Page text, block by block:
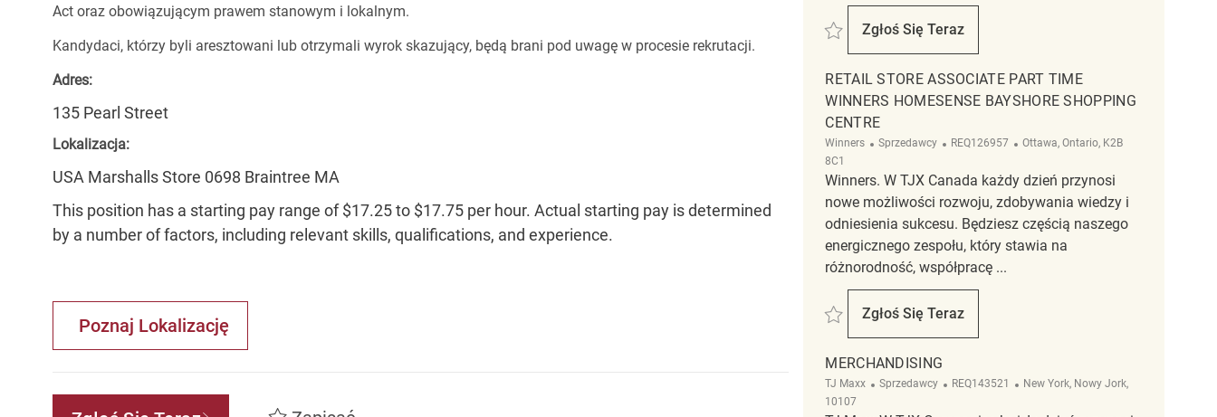
Act oraz obowiązującym prawem stanowym i lokalnym.
Kandydaci, którzy byli aresztowani lub otrzymali wyrok skazujący, będą brani pod uwagę w procesie rekrutacji.
Adres:
135 Pearl Street
Lokalizacja:
USA Marshalls Store 0698 Braintree MA
This position has a starting pay range of $17.25 to $17.75 per hour. Actual starting pay is determined
by a number of factors, including relevant skills, qualifications, and experience.
Poznaj Lokalizację
Zapisać Retail Store Associate Temporary HomeSense - Belleville REQ139817
Zgłoś Się Teraz
Retail Store Associate Temporary
RETAIL STORE ASSOCIATE PART TIME
WINNERS HOMESENSE BAYSHORE SHOPPING
CENTRE
Winners Kategoria
Sprzedawcy ReqId
REQ126957 Lokalizacja
Ottawa, Ontario, K2B
8C1
Winners. W TJX Canada każdy dzień przynosi
nowe możliwości rozwoju, zdobywania wiedzy i
odniesienia sukcesu. Będziesz częścią naszego
energicznego zespołu, który stawia na
różnorodność, współpracę ...
Zapisać Retail Store Associate Part Time Winners HomeSense Bayshore
Zgłoś Się Teraz
Retail Store Associate Part Time Winners
MERCHANDISING
TJ Maxx Kategoria
Sprzedawcy ReqId
REQ143521 Lokalizacja
New York, Nowy Jork,
10107